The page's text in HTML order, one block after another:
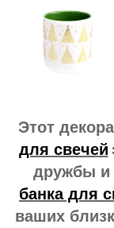
Этот
для свечей
дружбы и
банка для
ваших